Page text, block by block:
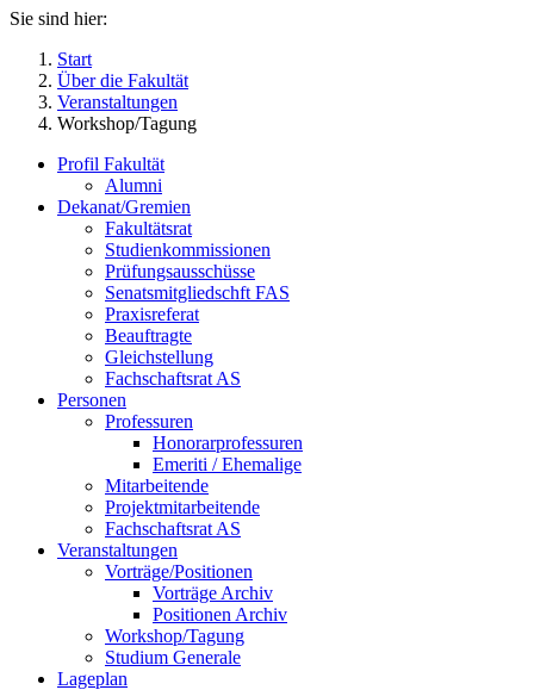
Sie sind hier:
Start
Über die Fakultät
Veranstaltungen
Workshop/Tagung
Profil Fakultät
Alumni
Dekanat/Gremien
Fakultätsrat
Studienkommissionen
Prüfungsausschüsse
Senatsmitgliedschft FAS
Praxisreferat
Beauftragte
Gleichstellung
Fachschaftsrat AS
Personen
Professuren
Honorarprofessuren
Emeriti / Ehemalige
Mitarbeitende
Projektmitarbeitende
Fachschaftsrat AS
Veranstaltungen
Vorträge/Positionen
Vorträge Archiv
Positionen Archiv
Workshop/Tagung
Studium Generale
Lageplan